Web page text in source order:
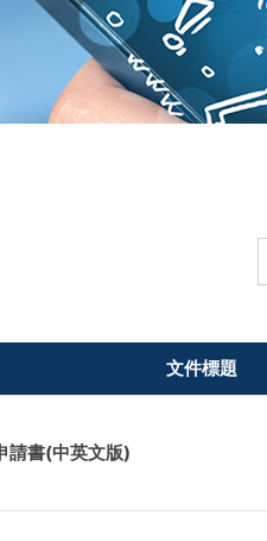
文件標題
請書(中英文版)